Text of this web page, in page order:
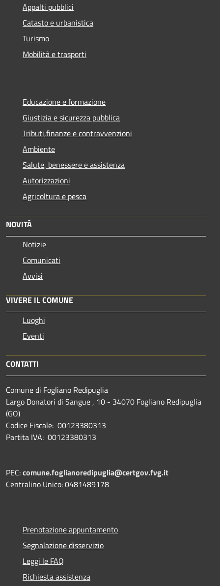
Appalti pubblici
Catasto e urbanistica
Turismo
Mobilità e trasporti
Educazione e formazione
Giustizia e sicurezza pubblica
Tributi,finanze e contravvenzioni
Ambiente
Salute, benessere e assistenza
Autorizzazioni
Agricoltura e pesca
NOVITÀ
Notizie
Comunicati
Avvisi
VIVERE IL COMUNE
Luoghi
Eventi
CONTATTI
Comune di Fogliano Redipuglia
Largo Donatori di Sangue , 10 - 34070 Fogliano Redipuglia
(GO)
Codice Fiscale: 00123380313
Partita IVA: 00123380313
PEC:comune.foglianoredipuglia@certgov.fvg.it
Centralino Unico: 0481489178
Prenotazione appuntamento
Segnalazione disservizio
Leggi le FAQ
Richiesta assistenza